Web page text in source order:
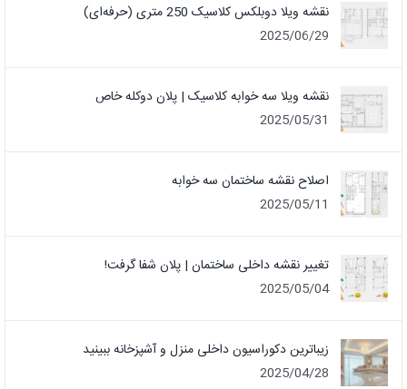
نقشه ویلا دوبلکس کلاسیک 250 متری (حرفه‌ای)
2025/06/29
نقشه ویلا سه خوابه کلاسیک | پلان دوکله خاص
2025/05/31
اصلاح نقشه ساختمان سه خوابه
2025/05/11
تغییر نقشه داخلی ساختمان | پلان شفا گرفت!
2025/05/04
زیباترین دکوراسیون داخلی منزل و آشپزخانه ببینید
2025/04/28